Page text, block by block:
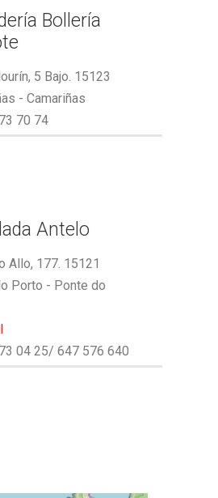
Bollería
5 Bajo. 15123
- Camariñas
70 74
Antelo
Allo, 177. 15121
Porto - Ponte do
04 25/ 647 576 640